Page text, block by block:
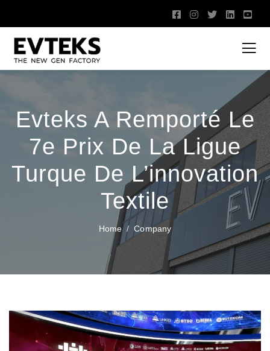
Evteks A Remporté Le
7e Prix De La Ligue
Turque De L’innovation
Textile
Home Company